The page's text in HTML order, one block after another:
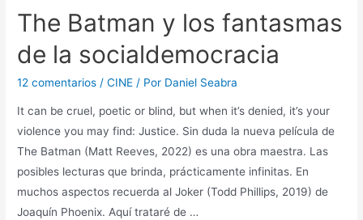
de
una
The Batman y los fantasmas
de la socialdemocracia
12 comentarios /CINE / Por Daniel Seabra
It can be cruel, poetic or blind, but when it’s denied, it’s your
violence you may find: Justice. Sin duda la nueva película de
The Batman (Matt Reeves, 2022) es una obra maestra. Las
posibles lecturas que brinda, prácticamente infinitas. En
muchos aspectos recuerda al Joker (Todd Phillips, 2019) de
Joaquín Phoenix. Aquí trataré de …